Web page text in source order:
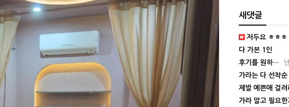
새댓글
저두요 ㅎㅎㅎ
다 가본 1인
후기를 원하시면 저에게로
제발 예쁜애 걸려
가라 말고 필요한